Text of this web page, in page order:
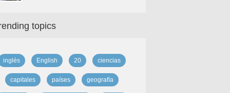
topics
inglés English 20 ciencias
capitales países geografía